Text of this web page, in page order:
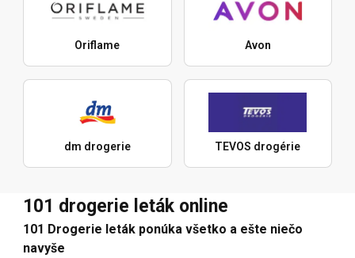
Oriflame Avon
dm drogerie TEVOS drogérie
101 drogerie leták online
101 Drogerie leták ponúka všetko a ešte niečo
navyše